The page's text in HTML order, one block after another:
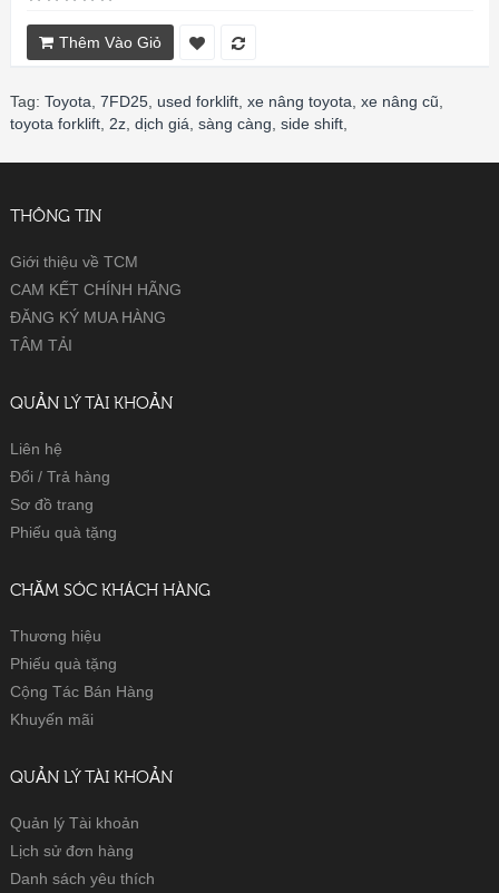
Thêm Vào Giỏ
Tag: Toyota 7FD25 used forklift xe nâng toyota xe nâng cũ
toyota forklift 2z dịch giá sàng càng side shift
THÔNG TIN
Giới thiệu về TCM
CAM KẾT CHÍNH HÃNG
ĐĂNG KÝ MUA HÀNG
TÂM TẢI
QUẢN LÝ TÀI KHOẢN
Liên hệ
Đổi / Trả hàng
Sơ đồ trang
Phiếu quà tặng
CHĂM SÓC KHÁCH HÀNG
Thương hiệu
Phiếu quà tặng
Cộng Tác Bán Hàng
Khuyến mãi
QUẢN LÝ TÀI KHOẢN
Quản lý Tài khoản
Lịch sử đơn hàng
Danh sách yêu thích